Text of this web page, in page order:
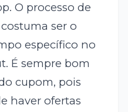
O processo de
ser o
específico no
É sempre bom
cupom, pois
haver ofertas